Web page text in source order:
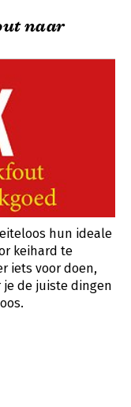
naar
hun ideale
keihard te
iets voor doen,
de juiste dingen